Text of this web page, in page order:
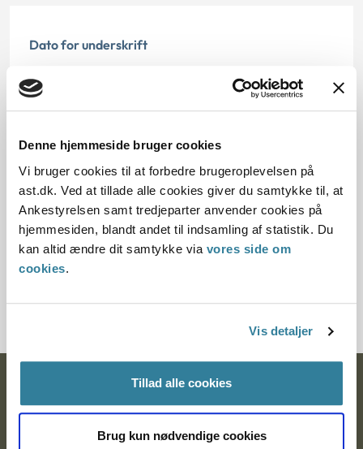
Denne hjemmeside bruger cookies
Vi bruger cookies til at forbedre brugeroplevelsen på
ast.dk. Ved at tillade alle cookies giver du samtykke til, at
Ankestyrelsen samt tredjeparter anvender cookies på
hjemmesiden, blandt andet til indsamling af statistik. Du
kan altid ændre dit samtykke via vores side om
cookies.
Vis detaljer
Tillad alle cookies
Brug kun nødvendige cookies
Dato for underskrift
01.02.2012
Offentliggørelsesdato
10.07.2013
Paragraf
§ 17